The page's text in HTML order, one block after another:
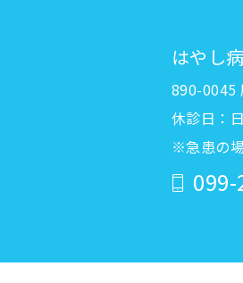
はやし
890-0045
休診日：
※急患の